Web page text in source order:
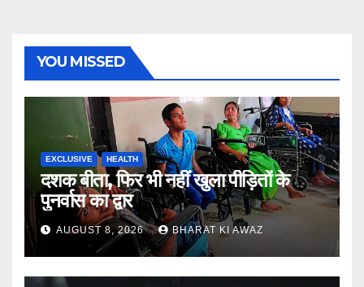
YOU MISSED
EXCLUSIVE HEALTH
दशक बीता, फिर भी नहीं खुला पीड़ितों के
पुनर्वास का द्वार
AUGUST 8, 2026 BHARAT KI AWAZ